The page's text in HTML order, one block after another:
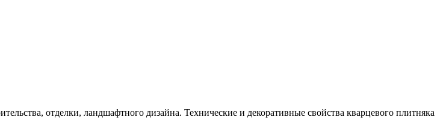
отделки, ландшафтного дизайна. Технические и декоративные свойства кварцевого плитняка